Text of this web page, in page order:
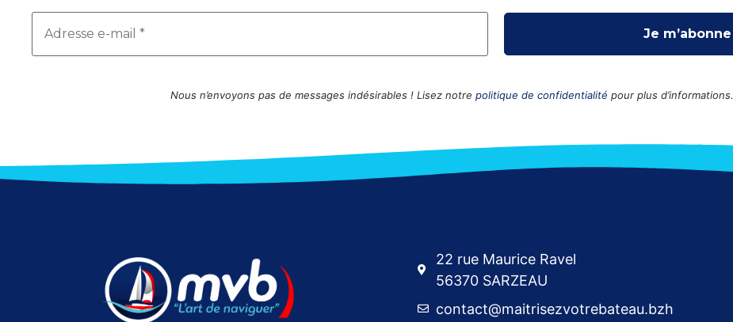
Nous n’envoyons pas de messages indésirables ! Lisez notre politique de confidentialité pour plus d’informations.
22 rue Maurice Ravel
56370 SARZEAU
contact@maitrisezvotrebateau.bzh